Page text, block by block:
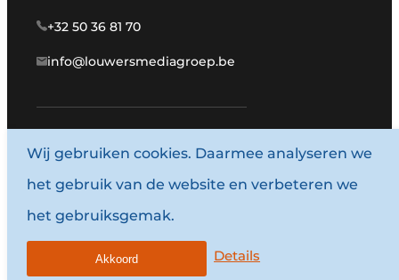
+32 50 36 81 70
info@louwersmediagroep.be
www.louwersmediagroep.com
© 1987 - 2026 Louwersmediagroep.
Algemene voorwaarden
Wij gebruiken cookies. Daarmee analyseren we
het gebruik van de website en verbeteren we
het gebruiksgemak.
Details
Akkoord